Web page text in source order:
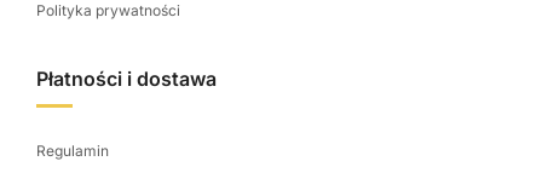
Polityka prywatności
Płatności i dostawa
Regulamin